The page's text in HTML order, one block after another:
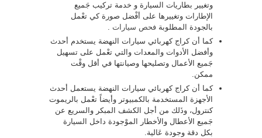
وتغيير بطاريات السيارة و خدمة تركيب جَميع
الإطارات وتغييرها على أفْضل صورة كي تعْمل
بالجودة المطلوبة فحص سيارات .
كما أن كراج كهربائي سيارات النهضة يستخدم أحدث
وأفضل الأدوات والمعدات والتي تعْمل على تسهيل
جَميع الأعمال وتصليحها وصيانتها في أقل وقْت
ممكن.
كما أن كراج كهربائي سيارات النهضة يستعمل أحدث
الأجهزة المستخدمة بالكمبيوتر وأيضاً تعْمل بالريموت
كنترول، وذَلك من أجل الكشف المبكر والسريع عن
جَميع الأعطال والأخطار الموْجودة داخل السيارة
بكل دقة وجودة عَالية.